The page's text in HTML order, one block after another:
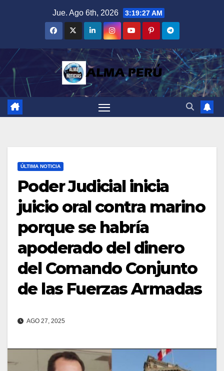
Jue. Ago 6th, 2026 3:19:28 AM
ÚLTIMA NOTICIA
Poder Judicial inicia
juicio oral contra marino
porque se habría
apoderado del dinero
del Comando Conjunto
de las Fuerzas Armadas
AGO 27, 2025